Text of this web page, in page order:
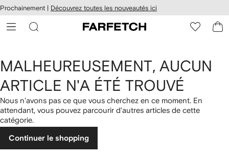
au
principal
Prochainement | Découvrez toutes les nouveautés ici
MALHEUREUSEMENT, AUCUN
ARTICLE N'A ÉTÉ TROUVÉ
Nous n'avons pas ce que vous cherchez en ce moment. En
attendant, vous pouvez parcourir d'autres articles de cette
catégorie.
Continuer le shopping